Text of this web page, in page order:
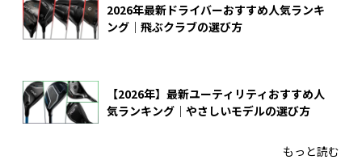
2026年最新ドライバーおすすめ人気ランキ
ング｜飛ぶクラブの選び方
【2026年】最新ユーティリティおすすめ人
気ランキング｜やさしいモデルの選び方
もっと読む